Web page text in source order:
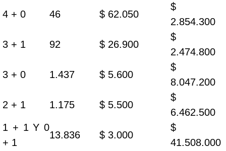
4 + 0 46 $ 62.050
$
2.854.300
3 + 1 92 $ 26.900
$
2.474.800
3 + 0 1.437 $ 5.600
$
8.047.200
2 + 1 1.175 $ 5.500
$
6.462.500
1 + 1 Y 0
+ 1
13.836 $ 3.000
$
41.508.000